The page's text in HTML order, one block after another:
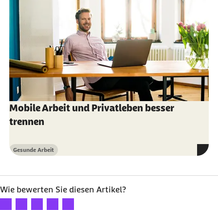
Mobile Arbeit und Privatleben besser
trennen
Kategorie
Gesunde Arbeit
Wie bewerten Sie diesen Artikel?
Ihre Bewertung: 1 Stern
Ihre Bewertung: 2 Sterne
Ihre Bewertung: 3 Sterne
Ihre Bewertung: 4 Sterne
Ihre Bewertung: 5 Sterne